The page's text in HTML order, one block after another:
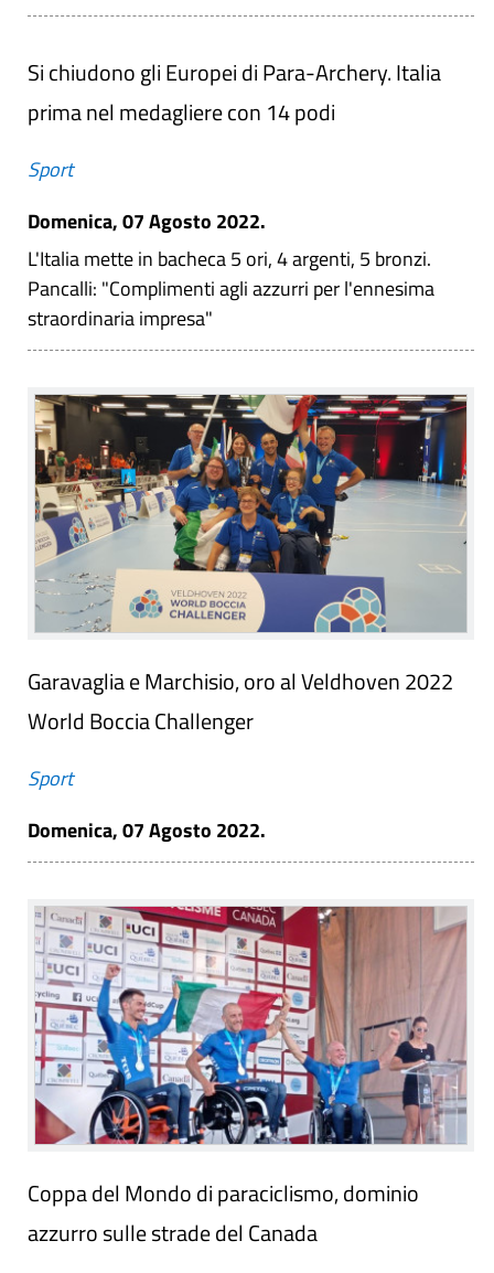
Si chiudono gli Europei di Para-Archery. Italia
prima nel medagliere con 14 podi
Sport
Domenica, 07 Agosto 2022.
L'Italia mette in bacheca 5 ori, 4 argenti, 5 bronzi.
Pancalli: "Complimenti agli azzurri per l'ennesima
straordinaria impresa"
Garavaglia e Marchisio, oro al Veldhoven 2022
World Boccia Challenger
Sport
Domenica, 07 Agosto 2022.
Coppa del Mondo di paraciclismo, dominio
azzurro sulle strade del Canada